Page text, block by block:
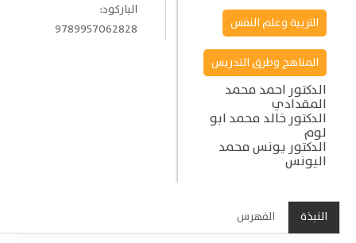
التربية وعلم النفس
المناهج وطرق التدريس
الدكتور احمد محمد
المقدادي
الدكتور خالد محمد ابو
لوم
الدكتور يونس محمد
اليونس
الباركود:
9789957062828
النبذة الفهرس